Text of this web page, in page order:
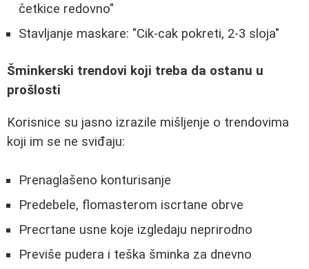
četkice redovno"
Stavljanje maskare: "Cik-cak pokreti, 2-3 sloja"
Šminkerski trendovi koji treba da ostanu u
prošlosti
Korisnice su jasno izrazile mišljenje o trendovima
koji im se ne sviđaju:
Prenaglašeno konturisanje
Predebele, flomasterom iscrtane obrve
Precrtane usne koje izgledaju neprirodno
Previše pudera i teška šminka za dnevno